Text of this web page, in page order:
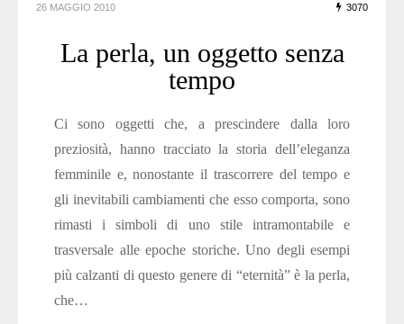
26 MAGGIO 2010 3070
La perla, un oggetto senza
tempo
Ci sono oggetti che, a prescindere dalla loro
preziosità, hanno tracciato la storia dell’eleganza
femminile e, nonostante il trascorrere del tempo e
gli inevitabili cambiamenti che esso comporta, sono
rimasti i simboli di uno stile intramontabile e
trasversale alle epoche storiche. Uno degli esempi
più calzanti di questo genere di “eternità” è la perla,
che…